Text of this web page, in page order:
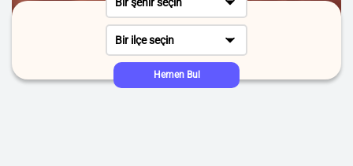
Bir ilçe seçin
Hemen Bul